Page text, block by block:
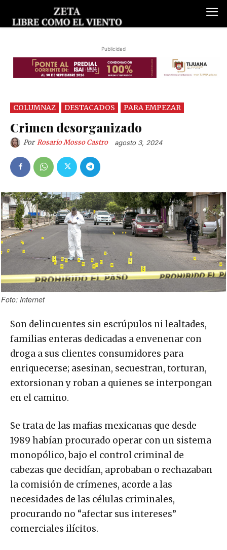
Publicidad
COLUMNAZ DESTACADOS PARA EMPEZAR
Crimen desorganizado
Por Rosario Mosso Castro agosto 3, 2024
Foto: Internet
Son delincuentes sin escrúpulos ni lealtades,
familias enteras dedicadas a envenenar con
droga a sus clientes consumidores para
enriquecerse; asesinan, secuestran, torturan,
extorsionan y roban a quienes se interpongan
en el camino.
Se trata de las mafias mexicanas que desde
1989 habían procurado operar con un sistema
monopólico, bajo el control criminal de
cabezas que decidían, aprobaban o rechazaban
la comisión de crímenes, acorde a las
necesidades de las células criminales,
procurando no “afectar sus intereses”
comerciales ilícitos.